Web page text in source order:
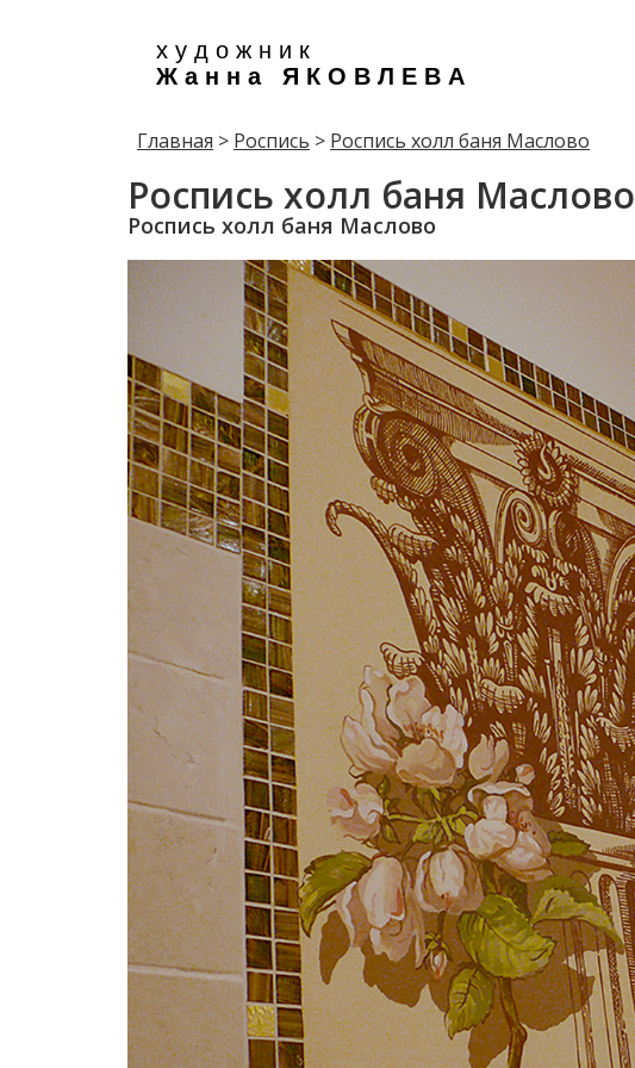
х у д о ж н и к
Ж а н н а Я К О В Л Е В А
Главная > Роспись > Роспись холл баня Маслово
Роспись холл баня Маслово
Роспись холл баня Маслово